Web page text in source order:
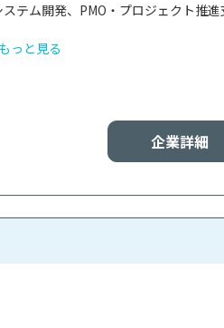
テム開発、PMO・プロジェクト推進
もっと見る
企業詳細